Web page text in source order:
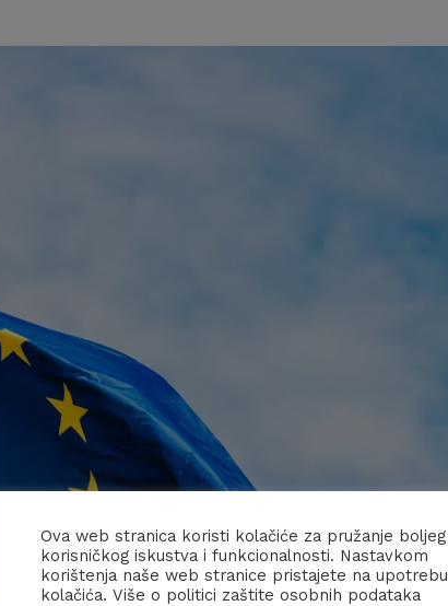
Ova web stranica koristi kolačiće za pružanje boljeg
korisničkog iskustva i funkcionalnosti. Nastavkom
korištenja naše web stranice pristajete na upotrebu
kolačića. Više o politici zaštite osobnih podataka